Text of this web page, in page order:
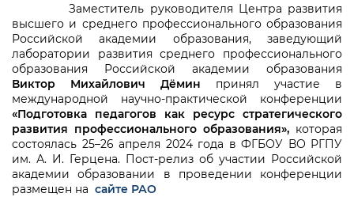
Заместитель руководителя Центра развития
высшего и среднего профессионального образования
Российской академии образования, заведующий
лаборатории развития среднего профессионального
образования Российской академии образования
Виктор Михайлович Дёмин принял участие в
международной научно-практической конференции
«Подготовка педагогов как ресурс стратегического
развития профессионального образования», которая
состоялась 25–26 апреля 2024 года в ФГБОУ ВО РГПУ
им. А. И. Герцена. Пост-релиз об участии Российской
академии образовании в проведении конференции
размещен на сайте РАО